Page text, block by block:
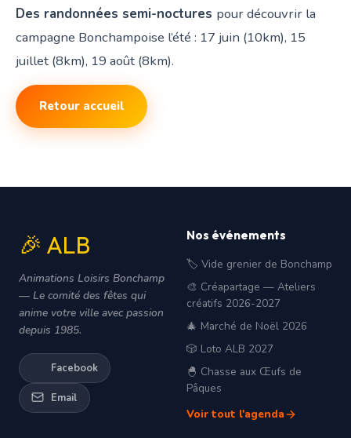
Des randonnées semi-noctures pour découvrir la
campagne Bonchampoise l’été : 17 juin (10km), 15
juillet (8km), 19 août (8km).
Retour accueil
🎉 ALB
Animations Loisirs Bonchamp
— Le comité des fêtes qui
anime votre ville avec passion
depuis 1985.
Facebook
Email
Nos événements
🏷️ Vide grenier de Bonchamp
🎨 Créapartage — Ateliers
créatifs 2026-2027
🎄 Marché de Noël 2026
🎲 Loto ALB 2027
🐣 Chasse aux Œufs de
Pâques
Voir tout l'agenda